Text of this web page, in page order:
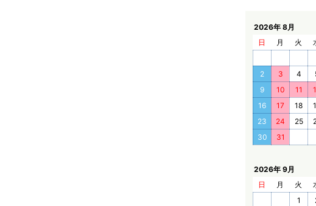
2026年 8月
日
月 火
2
3 4
9
10 11
16
17 18
23
24 25
30
31
2026年 9月
日
月 火
1